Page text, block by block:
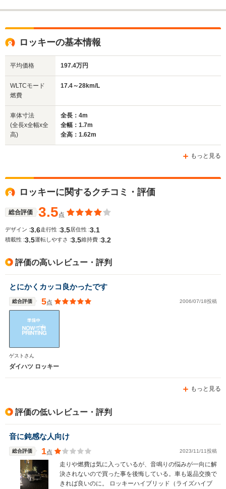
ロッキーの基本情報
平均価格 197.4万円
WLTCモード
燃費
17.4～28km/L
車体寸法
(全長x全幅x全
高)
全長：4m
全幅：1.7m
全高：1.62m
もっと見る
ロッキーに関するクチコミ・評価
総合評価 3.5点
デザイン :3.6走行性 :3.5 居住性 :3.1
積載性 :3.5運転しやすさ :3.5維持費 :3.2
評価の高いレビュー・評判
とにかくカッコ良かったです
総合評価 5点 2006/07/18投稿
ゲストさん
ダイハツ ロッキー
もっと見る
評価の低いレビュー・評判
音に鈍感な人向け
総合評価 1点 2023/11/11投稿
走りや燃費は気に入っているが、音鳴りの悩みが一向に解
決されないので買った事を後悔している。車も返品交換で
きれば良いのに。 ロッキーハイブリッド（ライズハイブ